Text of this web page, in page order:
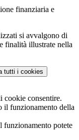
finanziaria e
si avvalgono di
finalità illustrate nella
tutti i cookies
cookie consentire.
il funzionamento della
funzionamento potete